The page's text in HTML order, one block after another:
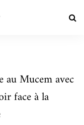
au Mucem avec
face à la